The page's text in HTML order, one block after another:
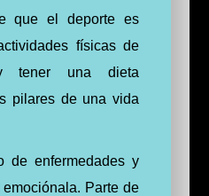
que el deporte es
físicas de
tener una dieta
pilares de una vida
de enfermedades y
Parte de